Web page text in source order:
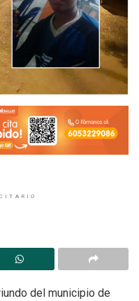
del municipio de